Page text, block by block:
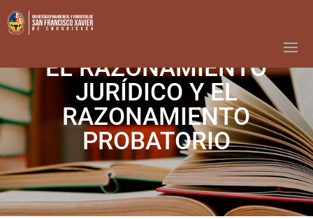
EL RAZONAMIENTO
JURÍDICO Y EL
RAZONAMIENTO
PROBATORIO